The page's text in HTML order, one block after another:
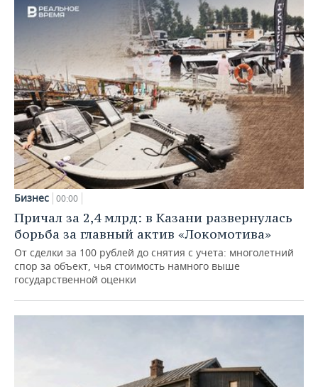
Бизнес 00:00
Причал за 2,4 млрд: в Казани развернулась
борьба за главный актив «Локомотива»
От сделки за 100 рублей до снятия с учета: многолетний
спор за объект, чья стоимость намного выше
государственной оценки